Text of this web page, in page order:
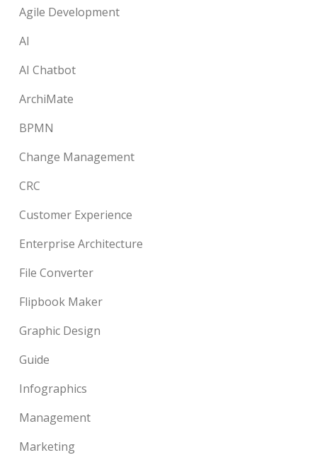
Agile Development
AI
AI Chatbot
ArchiMate
BPMN
Change Management
CRC
Customer Experience
Enterprise Architecture
File Converter
Flipbook Maker
Graphic Design
Guide
Infographics
Management
Marketing